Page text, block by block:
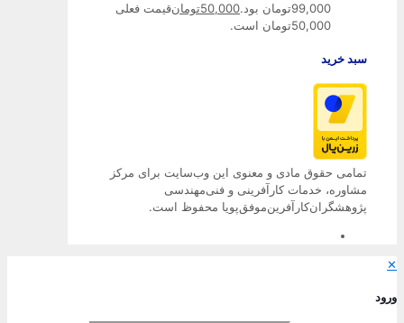
99,000تومان بود.
50,000تومانقیمت فعلی
50,000تومان است.
سبد خرید
تمامی حقوق مادی و معنوی این وب‌سایت برای مرکز
مشاوره، خدمات کارآفرینی و فنی‌مهندسی
پژوهشگران‌کارآفرین‌موفق‌پویا محفوظ است.